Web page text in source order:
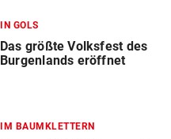
IN GOLS
Das größte Volksfest des
Burgenlands eröffnet
IM BAUMKLETTERN